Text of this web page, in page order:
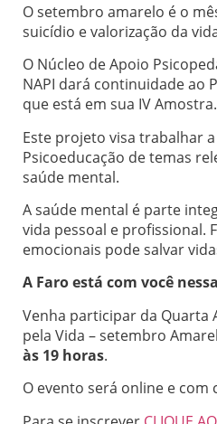
O setembro amarelo é o
suicídio e valorização da
O Núcleo de Apoio
NAPI dará continuidade ao
que está em sua IV Amostra.
Este projeto visa trabalhar
Psicoeducação de temas
saúde mental.
A saúde mental é parte
vida pessoal e profissional.
emocionais pode salvar
A Faro está com você
Venha participar da Quarta
pela Vida – setembro
às 19 horas.
O evento será online e com